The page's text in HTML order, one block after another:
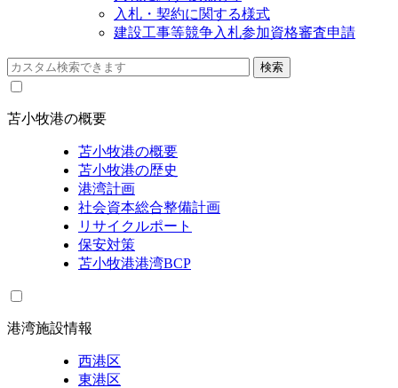
入札・契約に関する様式
建設工事等競争入札参加資格審査申請
苫小牧港の概要
苫小牧港の概要
苫小牧港の歴史
港湾計画
社会資本総合整備計画
リサイクルポート
保安対策
苫小牧港港湾BCP
港湾施設情報
西港区
東港区